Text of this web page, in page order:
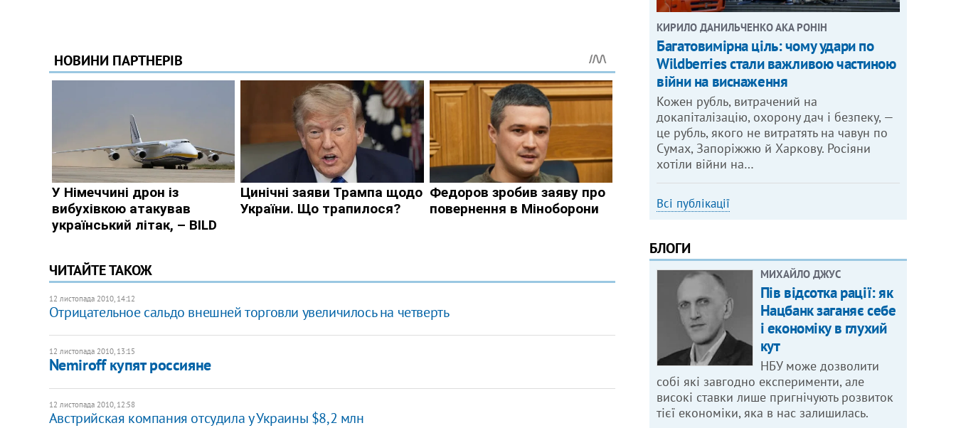
ЧИТАЙТЕ ТАКОЖ
12 листопада 2010, 14:12
Отрицательное сальдо внешней торговли увеличилось на четверть
12 листопада 2010, 13:15
Nemiroff купят россияне
12 листопада 2010, 12:58
Австрийская компания отсудила у Украины $8,2 млн
КИРИЛО ДАНИЛЬЧЕНКО АКА РОНІН
Багатовимірна ціль: чому удари по
Wildberries стали важливою частиною
війни на виснаження
Кожен рубль, витрачений на
докапіталізацію, охорону дач і безпеку, —
це рубль, якого не витратять на чавун по
Сумах, Запоріжжю й Харкову. Росіяни
хотіли війни на…
Всі публікації
БЛОГИ
МИХАЙЛО ДЖУС
Пів відсотка рації: як
Нацбанк заганяє себе
і економіку в глухий
кут
НБУ може дозволити
собі які завгодно експерименти, але
високі ставки лише пригнічують розвиток
тієї економіки, яка в нас залишилась.